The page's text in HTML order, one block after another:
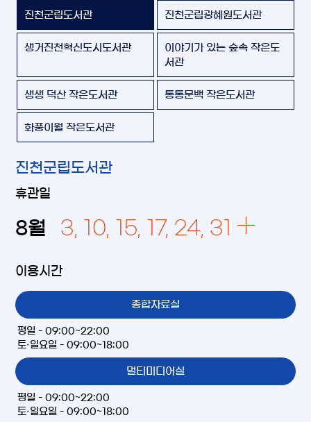
진천군립도서관 진천군립광혜원도서관
생거진천혁신도시도서관
이야기가 있는 숲속 작은도
서관
생생 덕산 작은도서관 통통문백 작은도서관
화풍이월 작은도서관
진천군립도서관
휴관일
8월 3, 10, 15, 17, 24, 31
이용시간
종합자료실
평일 - 09:00~22:00
토·일요일 - 09:00~18:00
멀티미디어실
평일 - 09:00~22:00
토·일요일 - 09:00~18:00